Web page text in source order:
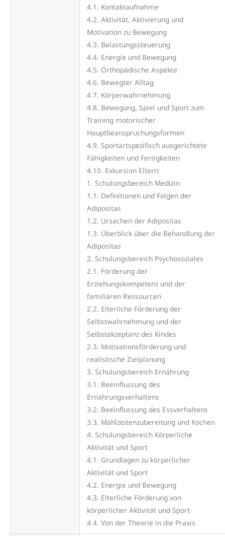
4.1. Kontaktaufnahme
4.2. Aktivität, Aktivierung und
Motivation zu Bewegung
4.3. Belastungssteuerung
4.4. Energie und Bewegung
4.5. Orthopädische Aspekte
4.6. Bewegter Alltag
4.7. Körperwahrnehmung
4.8. Bewegung, Spiel und Sport zum
Training motorischer
Hauptbeanspruchungsformen
4.9. Sportartspezifisch ausgerichtete
Fähigkeiten und Fertigkeiten
4.10. Exkursion Eltern:
1. Schulungsbereich Medizin
1.1. Definitionen und Folgen der
Adipositas
1.2. Ursachen der Adipositas
1.3. Überblick über die Behandlung der
Adipositas
2. Schulungsbereich Psychosoziales
2.1. Förderung der
Erziehungskompetenz und der
familiären Ressourcen
2.2. Elterliche Förderung der
Selbstwahrnehmung und der
Selbstakzeptanz des Kindes
2.3. Motivationsförderung und
realistische Zielplanung
3. Schulungsbereich Ernährung
3.1. Beeinflussung des
Ernährungsverhaltens
3.2. Beeinflussung des Essverhaltens
3.3. Mahlzeitenzubereitung und Kochen
4. Schulungsbereich Körperliche
Aktivität und Sport
4.1. Grundlagen zu körperlicher
Aktivität und Sport
4.2. Energie und Bewegung
4.3. Elterliche Förderung von
körperlicher Aktivität und Sport
4.4. Von der Theorie in die Praxis